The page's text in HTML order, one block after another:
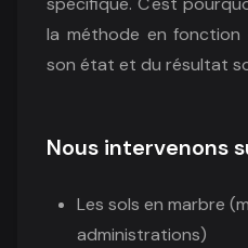
la méthode en
son état et du résultat
Nous intervenons
Les sols en marbre
administrations)